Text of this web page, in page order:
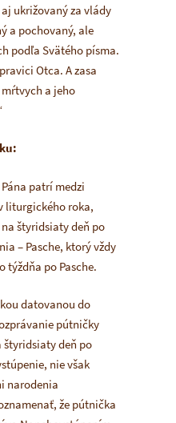
aj ukrižovaný za vlády
a pochovaný, ale
podľa Svätého písma.
Otca. A zasa
a jeho
patrí medzi
liturgického roka,
štyridsiaty deň po
– Pasche, ktorý vždy
týždňa po Pasche.
datovanou do
pútničky
štyridsiaty deň po
nie však
narodenia
že pútnička